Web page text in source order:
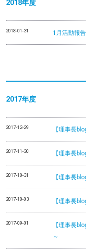
2018年度
2018-01-31 1月活動報告
2017年度
2017-12-29 【理事長
2017-11-30 【理事長
2017-10-31 【理事長
2017-10-03 【理事長
2017-09-01
【理事長
～